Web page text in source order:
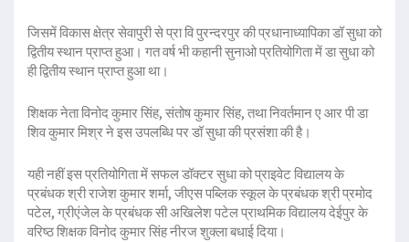
जिसमें विकास क्षेत्र सेवापुरी से प्रा वि पुरन्दरपुर की प्रधानाध्यापिका डॉ सुधा को
द्वितीय स्थान प्राप्त हुआ। गत वर्ष भी कहानी सुनाओ प्रतियोगिता में डा सुधा को
ही द्वितीय स्थान प्राप्त हुआ था।
शिक्षक नेता विनोद कुमार सिंह, संतोष कुमार सिंह, तथा निवर्तमान ए आर पी डा
शिव कुमार मिश्र ने इस उपलब्धि पर डॉ सुधा की प्रसंशा की है।
यही नहीं इस प्रतियोगिता में सफल डॉक्टर सुधा को प्राइवेट विद्यालय के
प्रबंधक श्री राजेश कुमार शर्मा, जीएस पब्लिक स्कूल के प्रबंधक श्री प्रमोद
पटेल, ग्रीएंजेल के प्रबंधक सी अखिलेश पटेल प्राथमिक विद्यालय देईपुर के
वरिष्ठ शिक्षक विनोद कुमार सिंह नीरज शुक्ला बधाई दिया।